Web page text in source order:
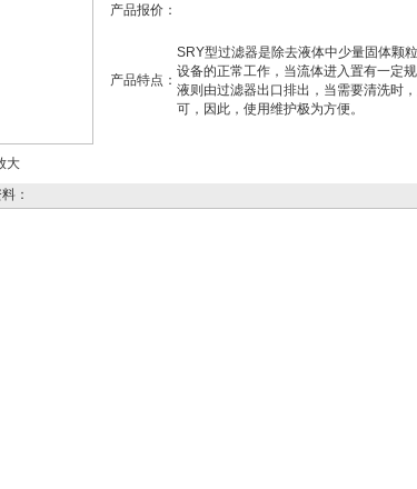
大
产品报价：
产品特点：
SRY型过滤器是除去液体中少量固体颗
设备的正常工作，当流体进入置有一定
液则由过滤器出口排出，当需要清洗时
可，因此，使用维护极为方便。
：